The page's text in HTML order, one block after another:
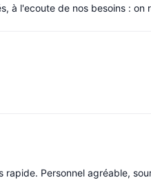
à l'ecoute de nos besoins : on
rapide. Personnel agréable,